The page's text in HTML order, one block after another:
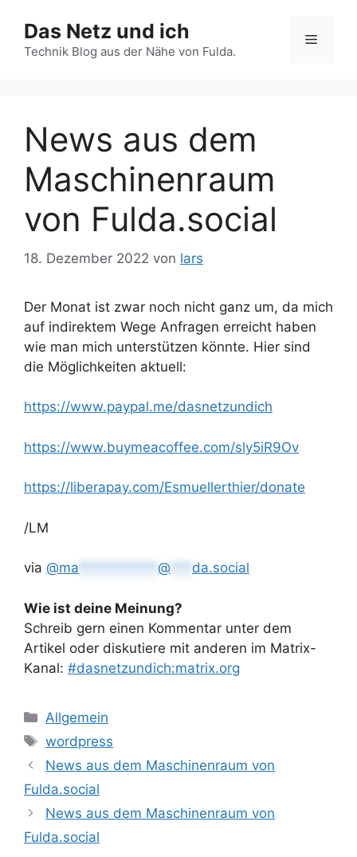
Inhalt
springen
Das Netz und ich
Technik Blog aus der Nähe von Fulda.
Menü
News aus dem
Maschinenraum
von Fulda.social
18. Dezember 2022 von lars
Der Monat ist zwar noch nicht ganz um, da mich
auf indirektem Wege Anfragen erreicht haben
wie man mich unterstützen könnte. Hier sind
die Möglichkeiten aktuell:
https://www.paypal.me/dasnetzundich
https://www.buymeacoffee.com/sly5iR9Ov
https://liberapay.com/Esmuellerthier/donate
/LM
via @ma @ da.social
Wie ist deine Meinung?
Schreib gern einen Kommentar unter dem
Artikel oder diskutiere mit anderen im Matrix-
Kanal: #dasnetzundich:matrix.org
Kategorien
Allgemein
Schlagwörter
wordpress
News aus dem Maschinenraum von
Fulda.social
News aus dem Maschinenraum von
Fulda.social